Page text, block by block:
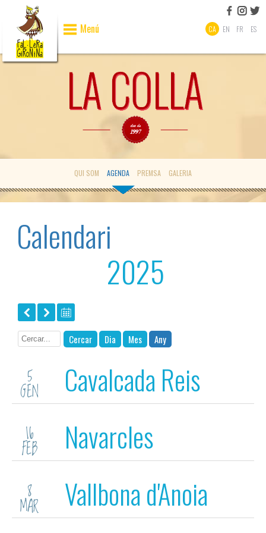
CA EN FR ES
Menú
QUI SOM AGENDA PREMSA GALERIA
Calendari
2025
Cercar Dia Mes Any
5
GEN Cavalcada Reis
16
FEB Navarcles
8
MAR Vallbona d'Anoia